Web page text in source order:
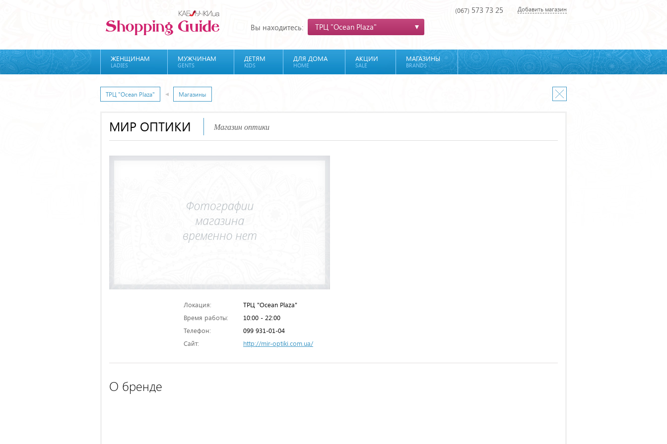
Вы находитесь: ТРЦ "Ocean Plaza"
(067) 573 73 25 Добавить магазин
ЖЕНЩИНАМ
LADIES
МУЖЧИНАМ
GENTS
ДЕТЯМ
KIDS
ДЛЯ ДОМА
HOME
АКЦИИ
SALE
МАГАЗИНЫ
BRANDS
ТРЦ "Ocean Plaza" Магазины
МИР ОПТИКИ Магазин оптики
Локация:
ТРЦ "Ocean Plaza"
Время работы:
10:00 - 22:00
Телефон:
099 931-01-04
Сайт:
http://mir-optiki.com.ua/
О бренде